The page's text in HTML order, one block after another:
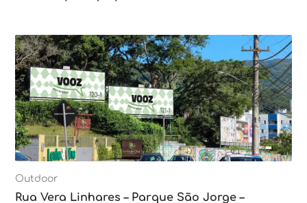
Outdoor
Rua Vera Linhares – Parque São Jorge –